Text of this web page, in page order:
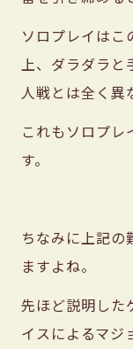
ソロプレイはこ
上、ダラダラ
人戦とは全く異
これもソロプレ
す。
ちなみに上記の
ますよね。
先ほど説明した
イスによるマジ